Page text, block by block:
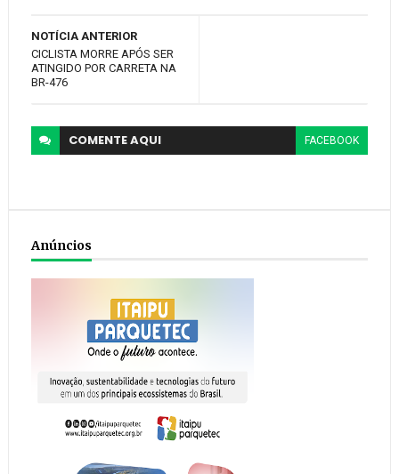
NOTÍCIA ANTERIOR
CICLISTA MORRE APÓS SER
ATINGIDO POR CARRETA NA
BR-476
COMENTEAQUI FACEBOOK
Anúncios